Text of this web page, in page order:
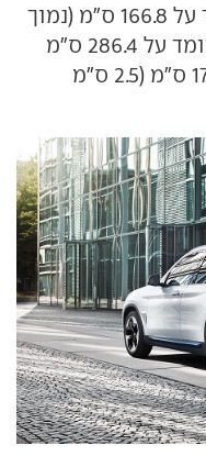
על 189.1 ס"מ (זהה), גובהו עומד על 166.8 ס"מ (נמוך
ב-0.8 ס"מ) ובבסיס הגלגלים עומד על 286.4 ס"מ
(זהה). מרווח הגחון עומד על 17.9 ס"מ (2.5 ס"מ